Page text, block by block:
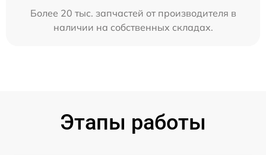
Более 20 тыс. запчастей от производителя в
наличии на собственных складах.
Этапы работы